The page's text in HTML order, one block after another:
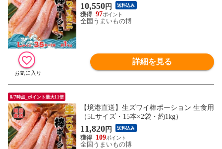
10,550円 送料込み
97
全国うまいもの博
詳細を見る
8/7時点_ポイント最大11倍
【境港直送】生ズワイ棒ポーション 生食用
（5Lサイズ・15本×2袋・約1kg）
11,820円 送料込み
109
全国うまいもの博